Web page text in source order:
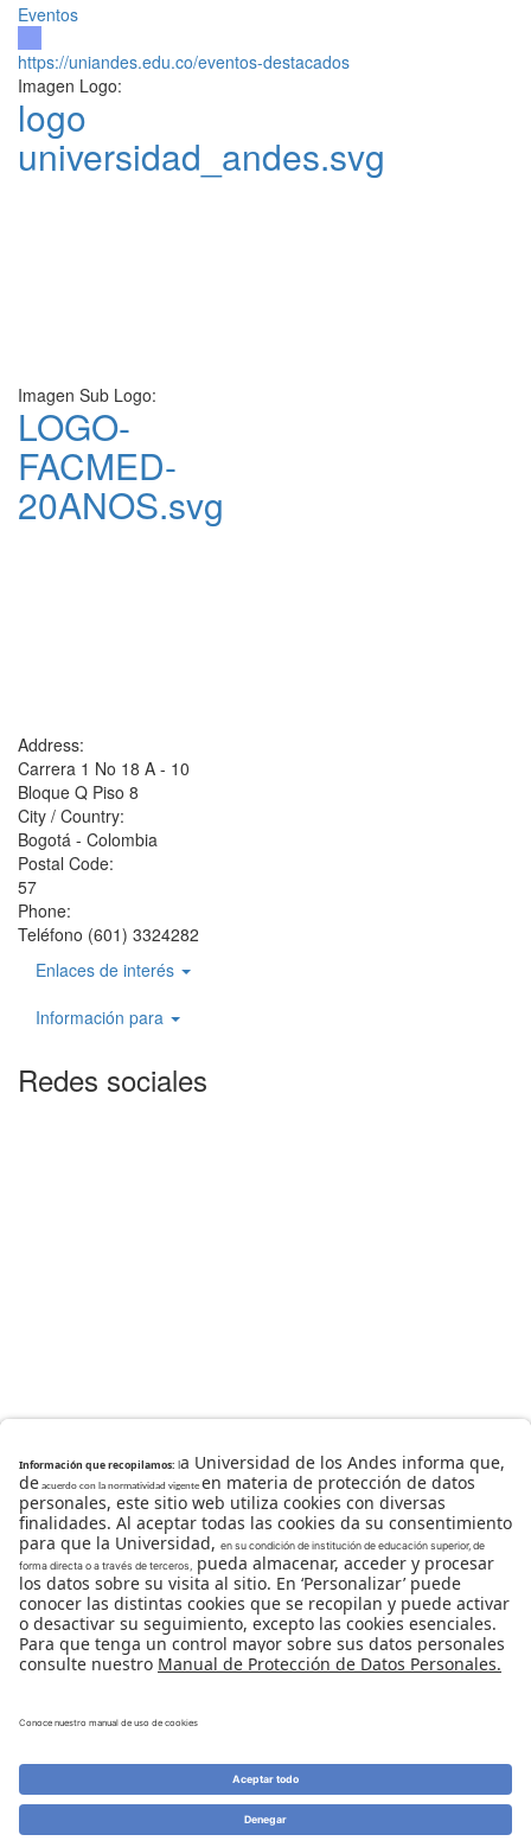
Eventos
https://uniandes.edu.co/eventos-destacados
Imagen Logo:
logo
universidad_andes.svg
Imagen Sub Logo:
LOGO-
FACMED-
20ANOS.svg
Address:
Carrera 1 No 18 A - 10
Bloque Q Piso 8
City / Country:
Bogotá - Colombia
Postal Code:
57
Phone:
Teléfono (601) 3324282
Enlaces de interés
Información para
Redes sociales
de mayo de 1964.
Reconocimiento personería jurídica: Resolución 28 del
23 de febrero de 1949 Minjusticia.